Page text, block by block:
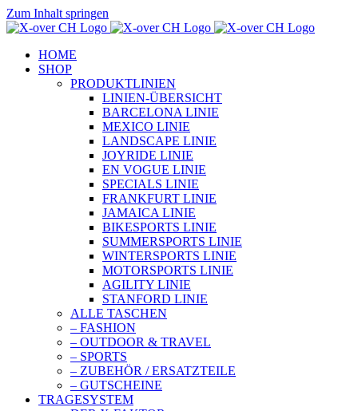
Zum Inhalt springen
HOME
SHOP
PRODUKTLINIEN
LINIEN-ÜBERSICHT
BARCELONA LINIE
MEXICO LINIE
LANDSCAPE LINIE
JOYRIDE LINIE
EN VOGUE LINIE
SPECIALS LINIE
FRANKFURT LINIE
JAMAICA LINIE
BIKESPORTS LINIE
SUMMERSPORTS LINIE
WINTERSPORTS LINIE
MOTORSPORTS LINIE
AGILITY LINIE
STANFORD LINIE
ALLE TASCHEN
– FASHION
– OUTDOOR & TRAVEL
– SPORTS
– ZUBEHÖR / ERSATZTEILE
– GUTSCHEINE
TRAGESYSTEM